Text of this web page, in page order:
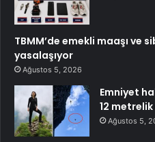
TBMM’de emekli maaşı ve
yasalaşıyor
Ağustos 5, 2026
Emniyet
12
Ağustos 5,